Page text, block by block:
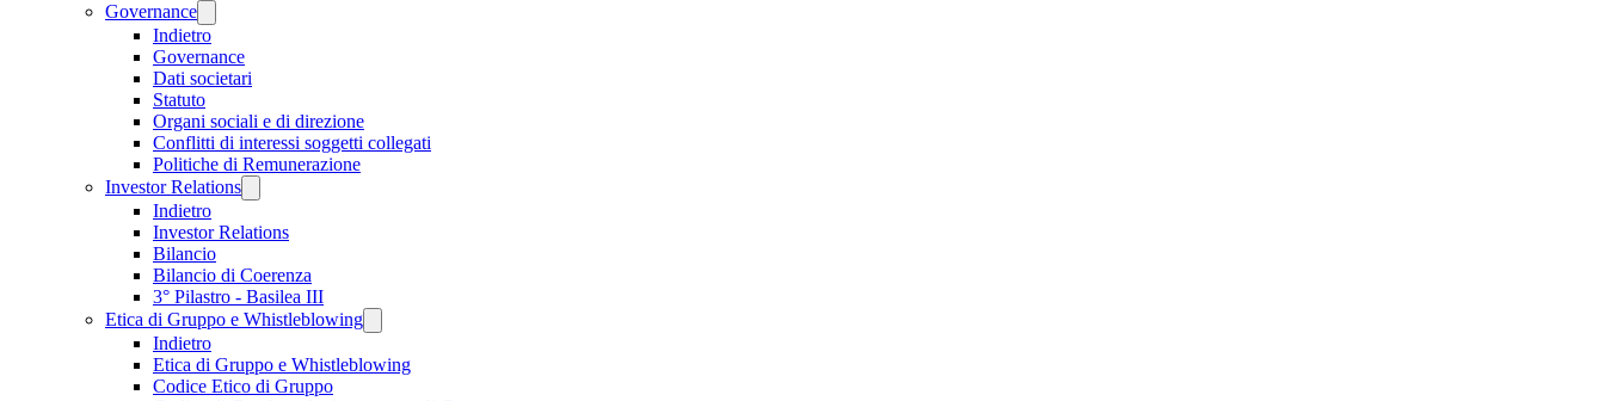
Governance
Indietro
Governance
Dati societari
Statuto
Organi sociali e di direzione
Conflitti di interessi soggetti collegati
Politiche di Remunerazione
Investor Relations
Indietro
Investor Relations
Bilancio
Bilancio di Coerenza
3° Pilastro - Basilea III
Etica di Gruppo e Whistleblowing
Indietro
Etica di Gruppo e Whistleblowing
Codice Etico di Gruppo